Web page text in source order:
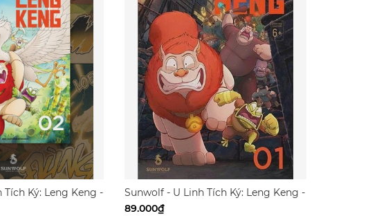
Ký: Leng Keng -
Sunwolf - U Linh Tích Ký: Leng Keng -
Tập 1
89.000₫